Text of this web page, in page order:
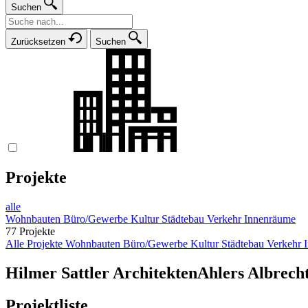
Suchen
Zurücksetzen Suchen
Projekte
alle
Wohnbauten Büro/Gewerbe Kultur Städtebau VerkehrInnenräume
77 Projekte
Alle Projekte Wohnbauten Büro/Gewerbe Kultur Städtebau Verkehr
Hilmer Sattler ArchitektenAhlers